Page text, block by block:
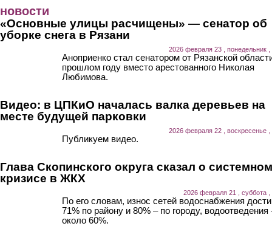
новости
«Основные улицы расчищены» — сенатор об
уборке снега в Рязани
2026 февраля 23 , понедельник ,
Аноприенко стал сенатором от Рязанской
прошлом году вместо арестованного Николая
Любимова.
Видео: в ЦПКиО началась валка деревьев на
месте будущей парковки
2026 февраля 22 , воскресенье ,
Публикуем видео.
Глава Скопинского округа сказал о системном
кризисе в ЖКХ
2026 февраля 21 , суббота ,
По его словам, износ сетей водоснабжения
71% по району и 80% – по городу, водоотведения
около 60%.